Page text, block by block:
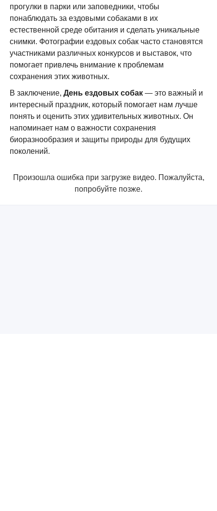
прогулки в парки или заповедники, чтобы
понаблюдать за ездовыми собаками в их
естественной среде обитания и сделать уникальные
снимки. Фотографии ездовых собак часто становятся
участниками различных конкурсов и выставок, что
помогает привлечь внимание к проблемам
сохранения этих животных.
В заключение, День ездовых собак — это важный и
интересный праздник, который помогает нам лучше
понять и оценить этих удивительных животных. Он
напоминает нам о важности сохранения
биоразнообразия и защиты природы для будущих
поколений.
Произошла ошибка при загрузке видео. Пожалуйста,
попробуйте позже.